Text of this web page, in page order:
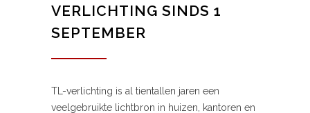
VERLICHTING SINDS 1
SEPTEMBER
TL-verlichting is al tientallen jaren een
veelgebruikte lichtbron in huizen, kantoren en